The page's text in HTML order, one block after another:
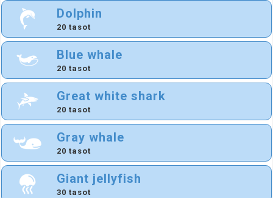
Dolphin
20 tasot
Blue whale
20 tasot
Great white shark
20 tasot
Gray whale
20 tasot
Giant jellyfish
30 tasot